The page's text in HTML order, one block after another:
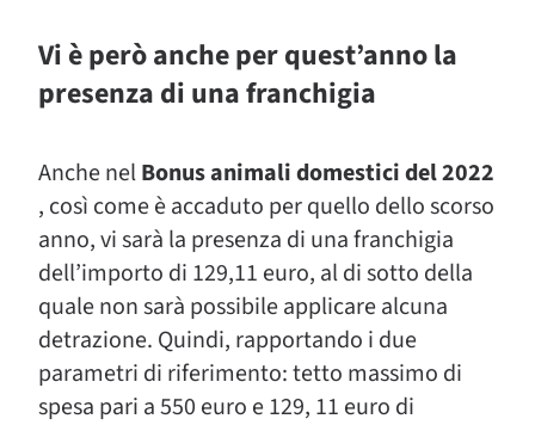
Vi è però anche per quest’anno la
presenza di una franchigia
Anche nelBonus animali domestici del 2022
, così come è accaduto per quello dello scorso
anno, vi sarà la presenza di una franchigia
dell’importo di 129,11 euro, al di sotto della
quale non sarà possibile applicare alcuna
detrazione. Quindi, rapportando i due
parametri di riferimento: tetto massimo di
spesa pari a 550 euro e 129, 11 euro di